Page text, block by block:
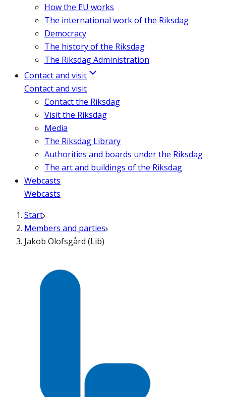
How the EU works
The international work of the Riksdag
Democracy
The history of the Riksdag
The Riksdag Administration
Contact and visit
Contact and visit
Contact the Riksdag
Visit the Riksdag
Media
The Riksdag Library
Authorities and boards under the Riksdag
The art and buildings of the Riksdag
Webcasts
Webcasts
Start
Members and parties
Jakob Olofsgård (Lib)